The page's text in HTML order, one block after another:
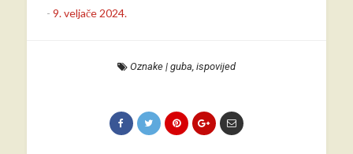
- 9. veljače 2024.
Oznake| guba ispovijed